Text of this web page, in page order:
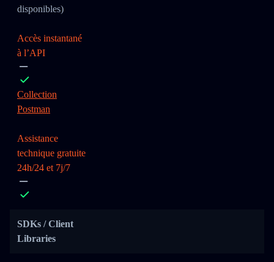
disponibles)
Accès instantané
à l’API
Collection
Postman
Assistance
technique gratuite
24h/24 et 7j/7
SDKs / Client
Libraries